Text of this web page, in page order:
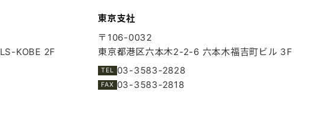
LS-KOBE 2F
東京支社
〒106-0032
東京都港区六本木2-2-6 六本木福吉町ビル 3F
03-3583-2828
03-3583-2818